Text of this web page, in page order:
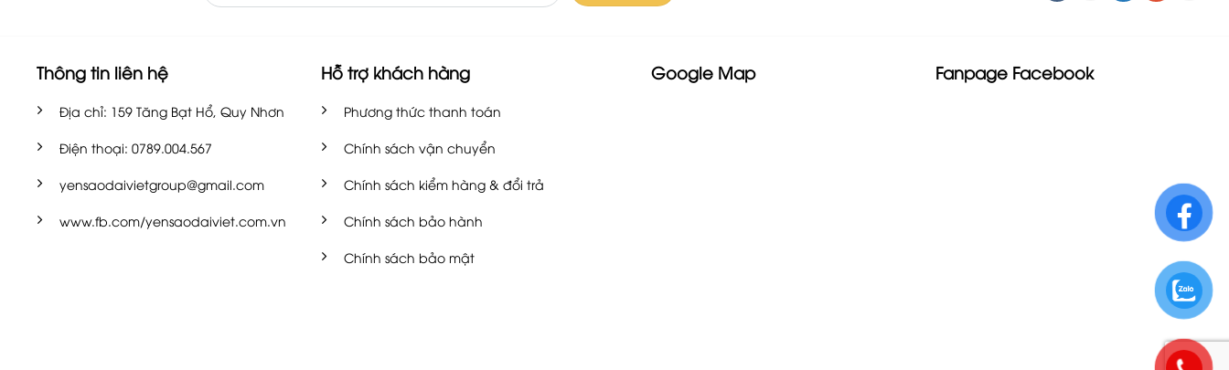
Thông tin liên hệ
Địa chỉ: 159 Tăng Bạt Hổ, Quy Nhơn
Điện thoại: 0789.004.567
yensaodaivietgroup@gmail.com
www.fb.com/yensaodaiviet.com.vn
Hỗ trợ khách hàng
Phương thức thanh toán
Chính sách vận chuyển
Chính sách kiểm hàng & đổi trả
Chính sách bảo hành
Chính sách bảo mật
Google Map Fanpage Facebook